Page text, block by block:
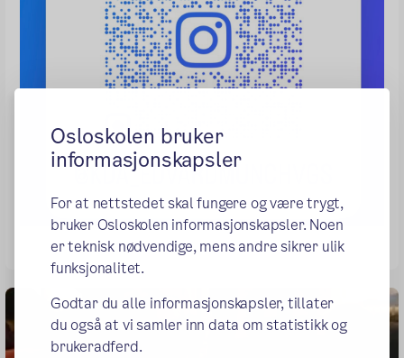
Osloskolen bruker
informasjonskapsler
For at nettstedet skal fungere og være trygt,
bruker Osloskolen informasjonskapsler. Noen
er teknisk nødvendige, mens andre sikrer ulik
funksjonalitet.
Godtar du alle informasjonskapsler, tillater
du også at vi samler inn data om statistikk og
brukeradferd.